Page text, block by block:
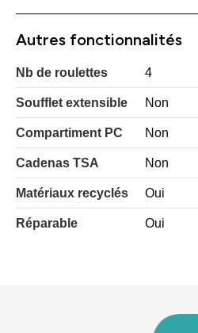
Autres fonctionnalités
Nb de roulettes 4
Soufflet extensible Non
Compartiment PC Non
Cadenas TSA Non
Matériaux recyclés Oui
Réparable Oui